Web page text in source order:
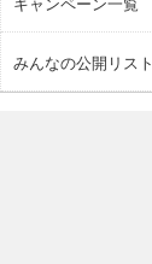
みんなの公開リスト